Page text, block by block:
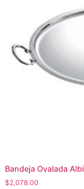
Bandeja Ovalada Albi
$2,078.00